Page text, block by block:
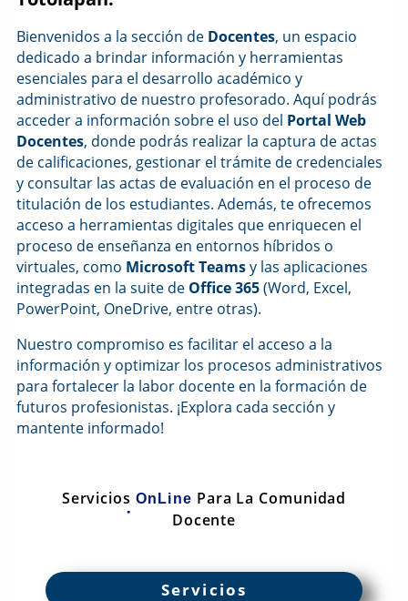
Bienvenidos a la sección de Docentes, un espacio
dedicado a brindar información y herramientas
esenciales para el desarrollo académico y
administrativo de nuestro profesorado. Aquí podrás
acceder a información sobre el uso del Portal Web
Docentes, donde podrás realizar la captura de actas
de calificaciones, gestionar el trámite de credenciales
y consultar las actas de evaluación en el proceso de
titulación de los estudiantes. Además, te ofrecemos
acceso a herramientas digitales que enriquecen el
proceso de enseñanza en entornos híbridos o
virtuales, como Microsoft Teamsy las aplicaciones
integradas en la suite de Office 365(Word, Excel,
PowerPoint, OneDrive, entre otras).
Nuestro compromiso es facilitar el acceso a la
información y optimizar los procesos administrativos
para fortalecer la labor docente en la formación de
futuros profesionistas. ¡Explora cada sección y
mantente informado!
Servicios OnLine Para La Comunidad
Docente
Servicios